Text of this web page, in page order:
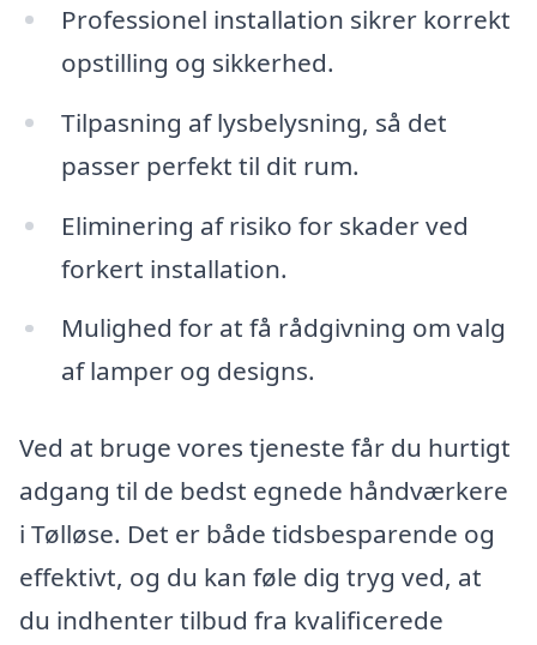
Professionel installation sikrer korrekt
opstilling og sikkerhed.
Tilpasning af lysbelysning, så det
passer perfekt til dit rum.
Eliminering af risiko for skader ved
forkert installation.
Mulighed for at få rådgivning om valg
af lamper og designs.
Ved at bruge vores tjeneste får du hurtigt
adgang til de bedst egnede håndværkere
i Tølløse. Det er både tidsbesparende og
effektivt, og du kan føle dig tryg ved, at
du indhenter tilbud fra kvalificerede